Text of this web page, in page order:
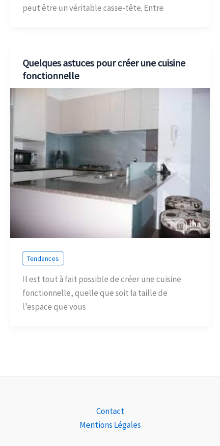
peut être un véritable casse-tête. Entre
Quelques astuces pour créer une cuisine
fonctionnelle
Tendances
Il est tout à fait possible de créer une cuisine
fonctionnelle, quelle que soit la taille de
l’espace que vous
Contact
Mentions Légales